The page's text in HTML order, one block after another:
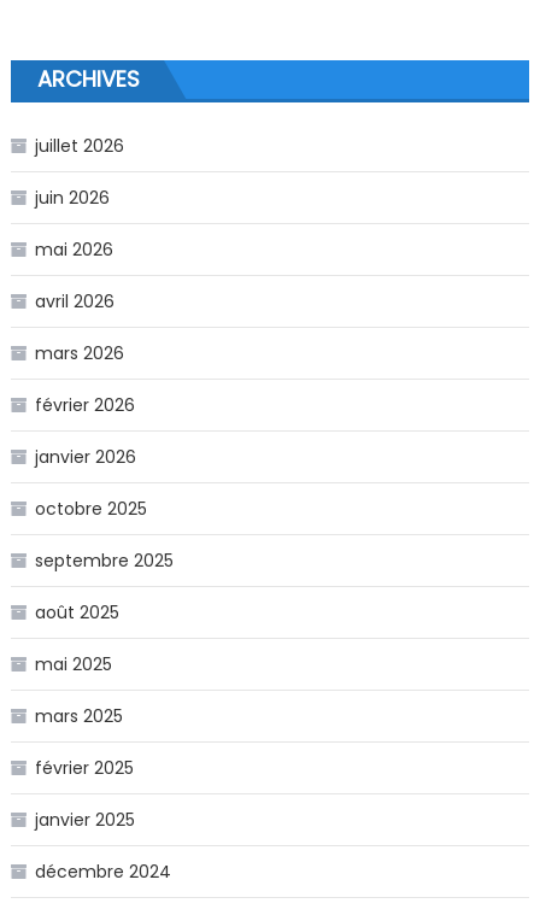
ARCHIVES
juillet 2026
juin 2026
mai 2026
avril 2026
mars 2026
février 2026
janvier 2026
octobre 2025
septembre 2025
août 2025
mai 2025
mars 2025
février 2025
janvier 2025
décembre 2024